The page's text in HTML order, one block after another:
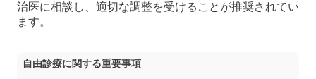
治医に相談し、適切な調整を受けることが推奨されてい
ます。
自由診療に関する重要事項